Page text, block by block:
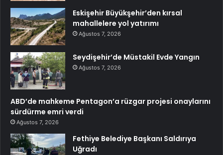
Eskişehir Büyükşehir’den kırsal
mahallelere yol yatırımı
Ağustos 7, 2026
Seydişehir’de Müstakil Evde Yangın
Ağustos 7, 2026
ABD’de mahkeme Pentagon’a rüzgar projesi onaylarını
sürdürme emri verdi
Ağustos 7, 2026
Fethiye Belediye Başkanı Saldırıya
Uğradı